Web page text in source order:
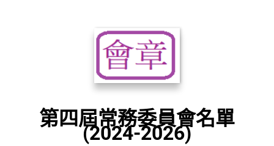
第四屆常務委員會名單
(2024-2026)